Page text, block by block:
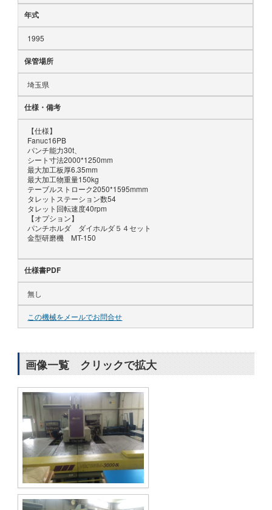
年式
1995
保管場所
埼玉県
仕様・備考
【仕様】
Fanuc16PB
パンチ能力30t、
シート寸法2000*1250mm
最大加工板厚6.35mm
最大加工物重量150kg
テーブルストローク2050*1595mmm
タレットステーション数54
タレット回転速度40rpm
【オプション】
パンチホルダ ダイホルダ５４セット
金型研磨機 MT-150
仕様書PDF
無し
この機械をメールでお問合せ
画像一覧 クリックで拡大